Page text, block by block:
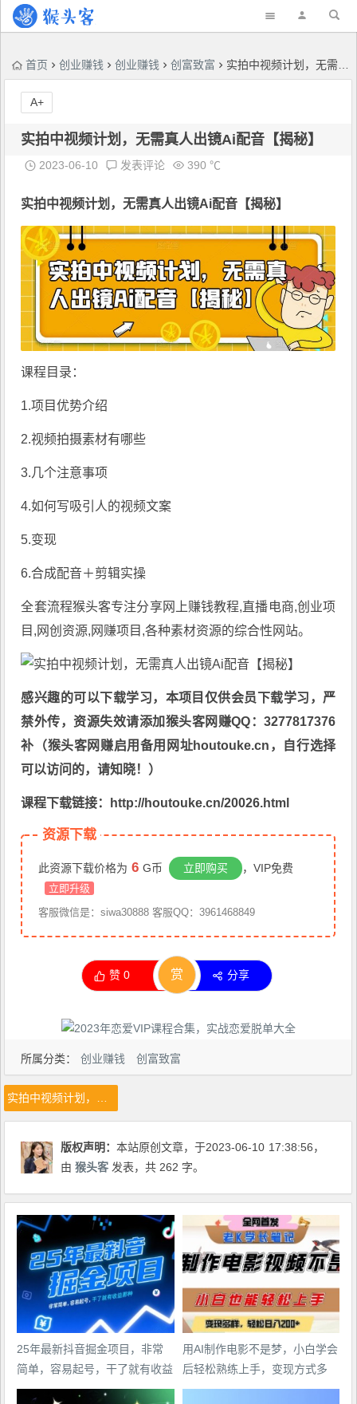
首页 创业赚钱 创业赚钱 创富致富 实拍中视频计划，无需真人出镜Ai配音【揭秘】
实拍中视频计划，无需真人出镜Ai配音【揭秘】
2023-06-10 发表评论 390 ℃
实拍中视频计划，无需真人出镜Ai配音 【揭秘】
课程目录：
1.项目优势介绍
2.视频拍摄素材有哪些
3.几个注意事项
4.如何写吸引人的视频文案
5.变现
6.合成配音＋剪辑实操
全套流程猴头客专注分享网上赚钱教程,直播电商,创业项
目,网创资源, 网赚项目 ,各种素材资源的综合性网站。
感兴趣的可以下载学习，本项目仅供会员下载学习，严
禁外传，资源失效请添加猴头客网赚QQ：3277817376
补（猴头客网赚启用备用网址houtouke.cn，自行选择
可以访问的，请知晓！）
课程下载链接：http://houtouke.cn/20026.html
资源下载
此资源下载价格为 6 G币 立即购买 ，VIP免费
立即升级
客服微信是：siwa30888 客服QQ：3961468849
赞0 赏 分享
A+
所属分类： 创业赚钱 创富致富
实拍中视频计划，无需真人出镜Ai配音【揭秘】
版权声明：本站原创文章，于2023-06-10 17:38:56，
由猴头客 发表，共 262 字。
25年最新抖音掘金项目，非常
简单，容易起号，干了就有收益
那种
用AI制作电影不是梦，小白学会
后轻松熟练上手，变现方式多
样，日入2张+